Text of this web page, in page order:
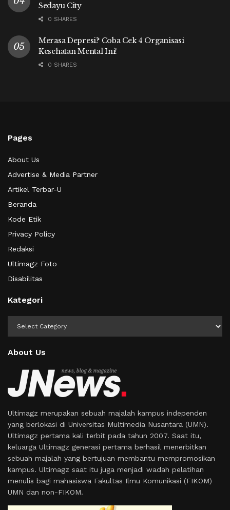
Sedayu City
0 SHARES
Merasa Depresi? Coba Cek 4 Organisasi
Kesehatan Mental Ini!
0 SHARES
Pages
About Us
Advertise & Media Partner
Artikel Terbar-U
Beranda
Kode Etik
Privacy Policy
Redaksi
Ultimagz Foto
Disabilitas
Kategori
About Us
Ultimagz merupakan sebuah majalah kampus independen
yang berlokasi di Universitas Multimedia Nusantara (UMN).
Ultimagz pertama kali terbit pada tahun 2007. Saat itu,
keluarga Ultimagz generasi pertama berhasil menerbitkan
sebuah majalah yang bertujuan membantu mempromosikan
kampus. Ultimagz saat itu juga menjadi wadah pelatihan
menulis bagi mahasiswa Fakultas Ilmu Komunikasi (FIKOM)
UMN dan non-FIKOM.